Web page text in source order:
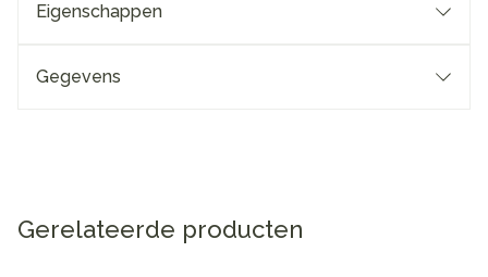
Eigenschappen
Gegevens
Gerelateerde producten